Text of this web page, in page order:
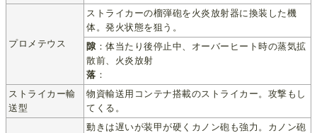
プロメテウス
ストライカーの榴弾砲を火炎放射器に換装した機
体。発火状態を狙う。
隙 ：体当たり後停止中、オーバーヒート時の蒸気拡
散前、火炎放射
落 ：
ストライカー輸
送型
物資輸送用コンテナ搭載のストライカー。攻撃もし
てくる。
動きは遅いが装甲が硬くカノン砲も強力。カノン砲